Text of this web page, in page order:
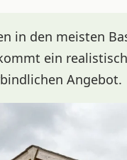
in den meisten
ein
Angebot.